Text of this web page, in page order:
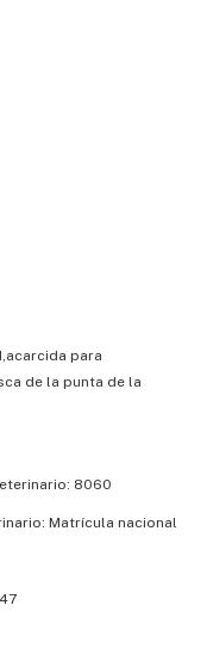
para
de la punta de la
8060
Matrícula nacional